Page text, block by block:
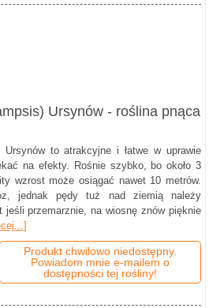
Ursynów - roślina pnąca
Ursynów to atrakcyjne i łatwe w uprawie
na efekty. Rośnie szybko, bo około 3
wzrost może osiągać nawet 10 metrów.
jednak pędy tuż nad ziemią należy
przemarznie, na wiosnę znów pięknie
Produkt chwilowo niedostępny.
Powiadom mnie e-mailem o
dostępności tej rośliny!